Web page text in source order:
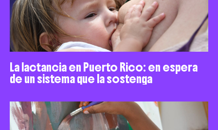
La lactancia en Puerto Rico: en espera
de un sistema que la sostenga